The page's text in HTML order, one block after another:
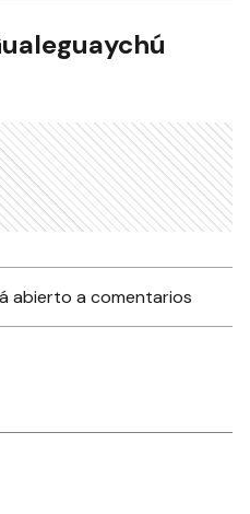
abierto a comentarios